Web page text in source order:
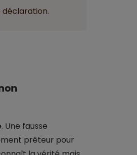
. Une fausse
prêteur pour